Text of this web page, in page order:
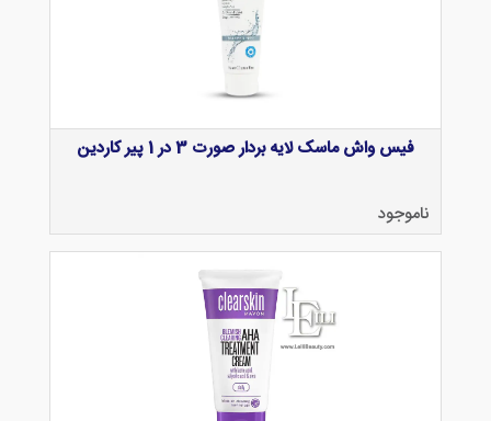
فیس واش ماسک لایه بردار صورت 3 در 1 پیر کاردین
ناموجود